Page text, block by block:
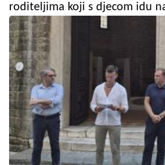
roditeljima koji s djecom idu